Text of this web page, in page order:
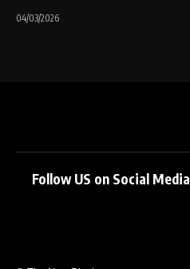
04/03/2026
Follow US on Social Media